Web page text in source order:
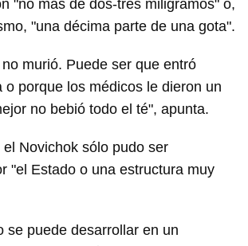
"no más de dos-tres miligramos" o,
"una décima parte de una gota".
murió. Puede ser que entró
o porque los médicos le dieron un
no bebió todo el té", apunta.
Novichok sólo pudo ser
"el Estado o una estructura muy
se puede desarrollar en un